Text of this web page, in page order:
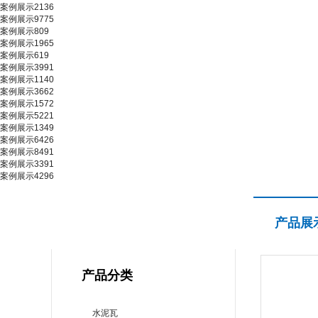
案例展示2136
案例展示9775
案例展示809
案例展示1965
案例展示619
案例展示3991
案例展示1140
案例展示3662
案例展示1572
案例展示5221
案例展示1349
案例展示6426
案例展示8491
案例展示3391
案例展示4296
产品分类
水泥瓦
产品展